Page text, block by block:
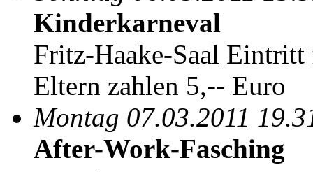
Kinderkarneval
Fritz-Haake-Saal
Eltern zahlen 5,-- Euro
Montag 07.03.2011
After-Work-Fasching